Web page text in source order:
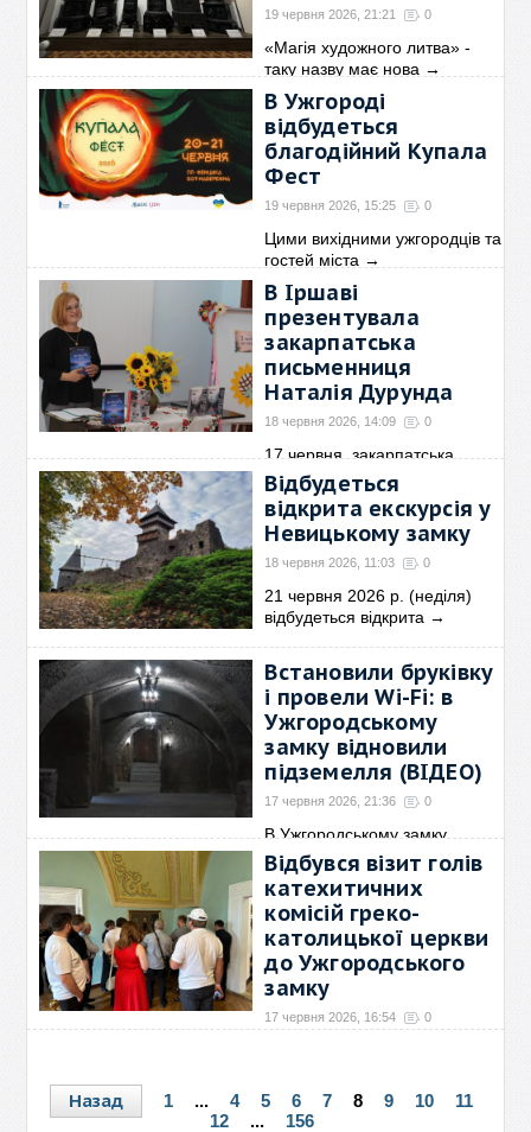
19 червня 2026, 21:21 0
«Магія художного литва» -
таку назву має нова →
В Ужгороді
відбудеться
благодійний Купала
Фест
19 червня 2026, 15:25 0
Цими вихідними ужгородців та
гостей міста →
В Іршаві
презентувала
закарпатська
письменниця
Наталія Дурунда
18 червня 2026, 14:09 0
17 червня, закарпатська
письменниця Наталія
Відбудеться
відкрита екскурсія у
Невицькому замку
18 червня 2026, 11:03 0
21 червня 2026 р. (неділя)
відбудеться відкрита →
Встановили бруківку
і провели Wi-Fi: в
Ужгородському
замку відновили
підземелля (ВІДЕО)
17 червня 2026, 21:36 0
В Ужгородському замку
відновили підземелля для→
Відбувся візит голів
катехитичних
комісій греко-
католицької церкви
до Ужгородського
замку
17 червня 2026, 16:54 0
Назад 1 ... 4 5 6 7 8 9 10
11
12
... 156